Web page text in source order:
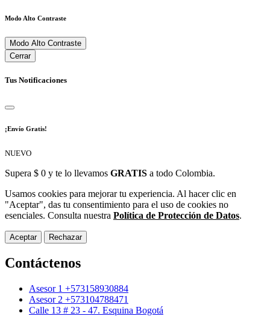
Modo Alto Contraste
Modo Alto Contraste
Cerrar
Tus Notificaciones
¡Envío Gratis!
NUEVO
Supera $ 0 y te lo llevamos GRATIS a todo Colombia.
Usamos cookies para mejorar tu experiencia. Al hacer clic en
"Aceptar", das tu consentimiento para el uso de cookies no
esenciales. Consulta nuestra Política de Protección de Datos.
Aceptar Rechazar
Contáctenos
Asesor 1 +573158930884
Asesor 2 +573104788471
Calle 13 # 23 - 47. Esquina Bogotá